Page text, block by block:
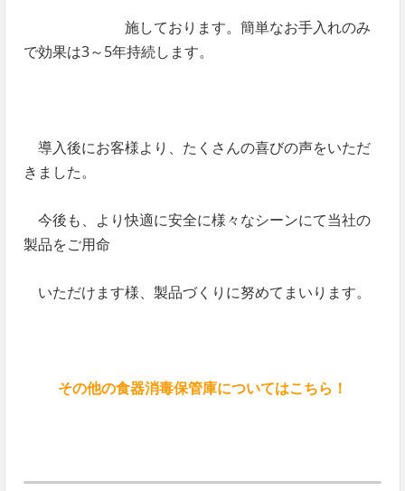
施しております。簡単なお手入れのみ
で効果は3～5年持続します。
導入後にお客様より、たくさんの喜びの声をいただ
きました。
今後も、より快適に安全に様々なシーンにて当社の
製品をご用命
いただけます様、製品づくりに努めてまいります。
その他の食器消毒保管庫についてはこちら！